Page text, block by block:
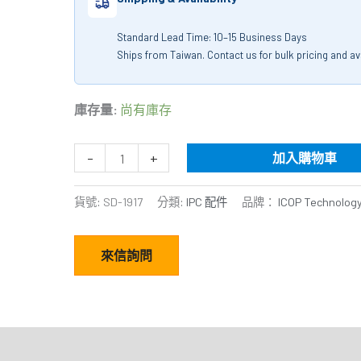
Standard Lead Time: 10–15 Business Days
Ships from Taiwan. Contact us for bulk pricing and
庫存量: 尚有庫存
- + 加入購物車
貨號: SD-1917 分類: IPC 配件 品牌： ICOP
來信詢問